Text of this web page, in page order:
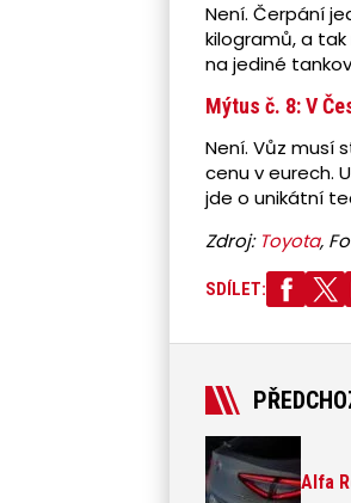
Není. Čerpání
kilogramů, a
na jediné
Mýtus č. 8: V
Není. Vůz musí
cenu v eurech.
jde o unikátní
Zdroj: Toyota,
SDÍLET:
Alfa